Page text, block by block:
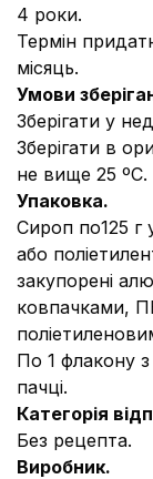
4 роки.
Термін
місяць.
Умови
Зберігати у
Зберігати в
не вище 25
Упаковка.
Сироп по125 г
або
закупорені
ковпачками,
По 1 флакону
пачці.
Категорія
Без рецепта.
Виробник.